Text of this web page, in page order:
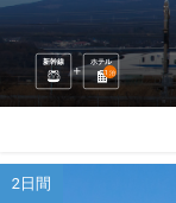
新幹線
ホテル
1 泊
2日間